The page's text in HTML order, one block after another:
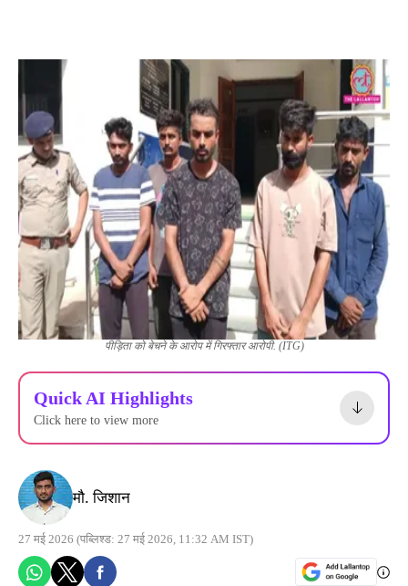
पीड़िता को बेचने के आरोप में गिरफ्तार आरोपी. (ITG)
Quick AI Highlights
Click here to view more
मौ. जिशान
27 मई 2026 (पब्लिश्ड: 27 मई 2026, 11:32 AM IST)